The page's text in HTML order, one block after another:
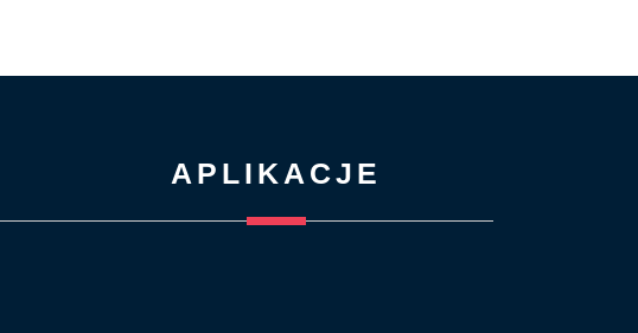
APLIKACJE